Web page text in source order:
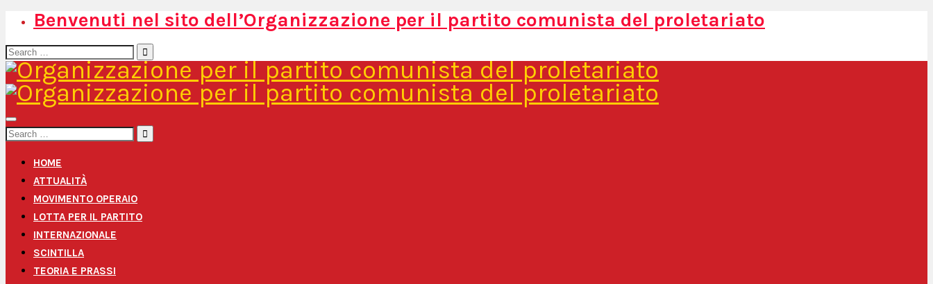
Benvenuti nel sito dell’Organizzazione per il partito comunista del proletariato
Search
for:
Search
HOME
ATTUALITÀ
MOVIMENTO OPERAIO
LOTTA PER IL PARTITO
INTERNAZIONALE
SCINTILLA
TEORIA E PRASSI